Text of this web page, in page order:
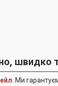
швидко
. Ми